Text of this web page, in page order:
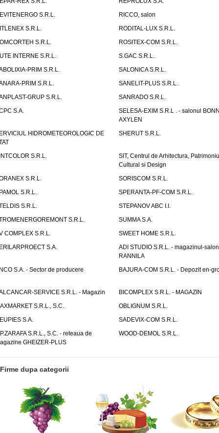
S.R.L.
RICCO, salon
S.R.L.
RODITAL-LUX S.R.L.
S.R.L.
ROSITEX-COM S.R.L.
INTERNE S.R.L.
S.GAC S.R.L.
PRIM S.R.L.
SALONICA S.R.L.
PRIM S.R.L.
SANELIT-PLUS S.R.L.
GRUP S.R.L.
SANRADO S.R.L.
S.A.
SELESA-EXIM S.R.L . - salonul
AXYLEN
HIDROMETEOROLOGIC DE
SHERUT S.R.L.
S.R.L.
SIT, Centrul de Arhitectura,
Cultural si Design
S.R.L.
SORISCOM S.R.L.
S.R.L.
SPERANTA-PF-COM S.R.L.
S.R.L.
STEPANOV ABC I.I.
S.R.L.
SUMMA S.A.
COMPLEX S.R.L.
SWEET HOME S.R.L.
S.A.
ADI STUDIO S.R.L. - magazinul-salon
RANNILA
S.A. - Sector de producere
BAJURA-COM S.R.L. - Depozit en-
SERVICE S.R.L. - Magazin
BICOMPLEX S.R.L. - MAGAZIN
S.R.L., S.C.
OBLIGNUM S.R.L.
S.A.
SADEVIX-COM S.R.L.
S.R.L., S.C. - reteaua de
GHEIZER-PLUS
WOOD-DEMOL S.R.L.
Firme dupa categorii